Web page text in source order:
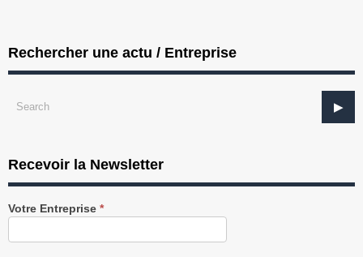
Rechercher une actu / Entreprise
Recevoir la Newsletter
Recevez
notre
gratuitement
Votre Entreprise *